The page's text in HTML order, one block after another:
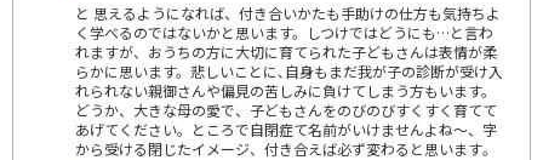
と 思えるようになれば、付き合いかたも手助けの仕方も気持ちよ
く学べるのではないかと思います。しつけではどうにも…と言わ
れますが、おうちの方に大切に育てられた子どもさんは表情が柔
らかに思います。悲しいことに､自身もまだ我が子の診断が受け入
れられない親御さんや偏見の苦しみに負けてしまう方もいます。
どうか、大きな母の愛で、子どもさんをのびのびすくすく育てて
あげてください。ところで自閉症て名前がいけませんよね～、字
から受ける閉じたイメージ、付き合えば必ず変わると思います｡